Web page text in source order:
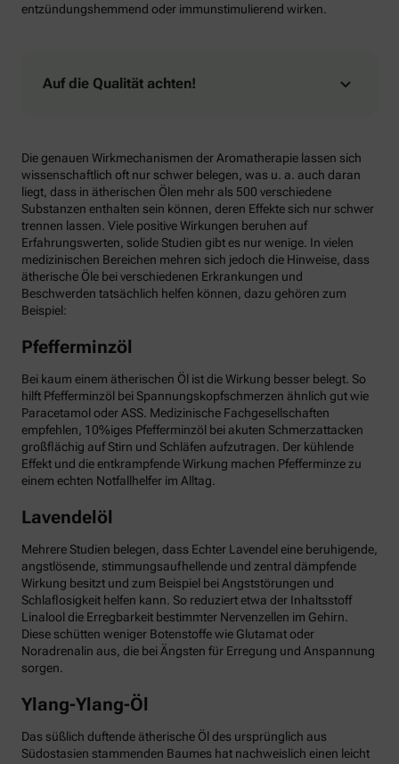
entzündungshemmend oder immunstimulierend wirken.
Auf die Qualität achten!
Die genauen Wirkmechanismen der Aromatherapie lassen sich
wissenschaftlich oft nur schwer belegen, was u. a. auch daran
liegt, dass in ätherischen Ölen mehr als 500 verschiedene
Substanzen enthalten sein können, deren Effekte sich nur schwer
trennen lassen. Viele positive Wirkungen beruhen auf
Erfahrungswerten, solide Studien gibt es nur wenige. In vielen
medizinischen Bereichen mehren sich jedoch die Hinweise, dass
ätherische Öle bei verschiedenen Erkrankungen und
Beschwerden tatsächlich helfen können, dazu gehören zum
Beispiel:
Pfefferminzöl
Bei kaum einem ätherischen Öl ist die Wirkung besser belegt. So
hilft Pfefferminzöl bei Spannungskopfschmerzen ähnlich gut wie
Paracetamol oder ASS. Medizinische Fachgesellschaften
empfehlen, 10%iges Pfefferminzöl bei akuten Schmerzattacken
großflächig auf Stirn und Schläfen aufzutragen. Der kühlende
Effekt und die entkrampfende Wirkung machen Pfefferminze zu
einem echten Notfallhelfer im Alltag.
Lavendelöl
Mehrere Studien belegen, dass Echter Lavendel eine beruhigende,
angstlösende, stimmungsaufhellende und zentral dämpfende
Wirkung besitzt und zum Beispiel bei Angststörungen und
Schlaflosigkeit helfen kann. So reduziert etwa der Inhaltsstoff
Linalool die Erregbarkeit bestimmter Nervenzellen im Gehirn.
Diese schütten weniger Botenstoffe wie Glutamat oder
Noradrenalin aus, die bei Ängsten für Erregung und Anspannung
sorgen.
Ylang-Ylang-Öl
Das süßlich duftende ätherische Öl des ursprünglich aus
Südostasien stammenden Baumes hat nachweislich einen leicht